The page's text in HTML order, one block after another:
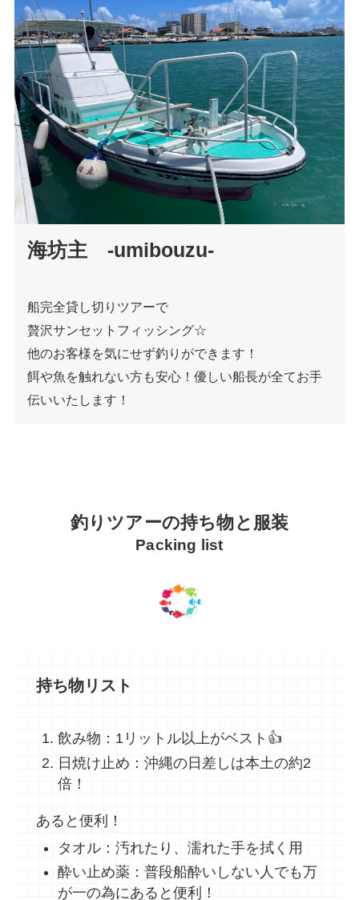
海坊主 -umibouzu-
船完全貸し切りツアーで
贅沢サンセットフィッシング☆
他のお客様を気にせず釣りができます！
餌や魚を触れない方も安心！優しい船長が全てお手
伝いいたします！
釣りツアーの持ち物と服装
Packing list
持ち物リスト
飲み物：1リットル以上がベスト👍
日焼け止め：沖縄の日差しは本土の約2
倍！
あると便利！
タオル：汚れたり、濡れた手を拭く用
酔い止め薬：普段船酔いしない人でも万
が一の為にあると便利！